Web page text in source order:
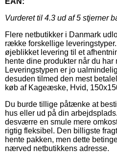
Vurderet til 4.3 ud af 5 stjerner
Flere netbutikker i Danmark
række forskellige
øjeblikket levering til et
hente dine produkter når du har
Leveringstypen er jo
desuden tilmed den mest
køb af Kageæske, Hvid,
Du burde tillige påtænke at
hus eller ud på din
desværre en smule mere
rigtig fleksibel. Den billigste
hente pakken, men dette
nærved netbutikkens adresse.